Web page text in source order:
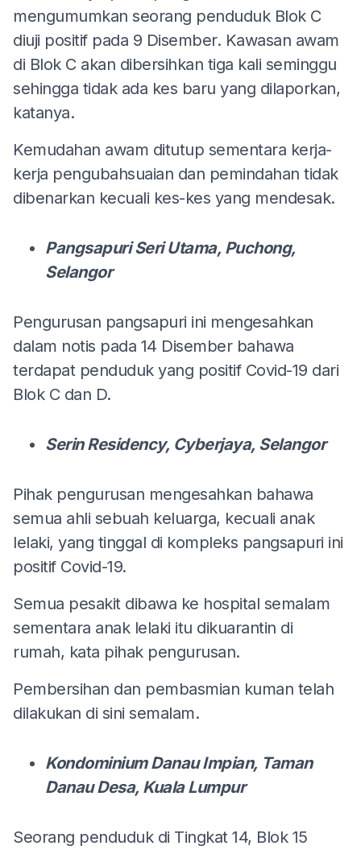
mengumumkan seorang penduduk Blok C
diuji positif pada 9 Disember. Kawasan awam
di Blok C akan dibersihkan tiga kali seminggu
sehingga tidak ada kes baru yang dilaporkan,
katanya.
Kemudahan awam ditutup sementara kerja-
kerja pengubahsuaian dan pemindahan tidak
dibenarkan kecuali kes-kes yang mendesak.
Pangsapuri Seri Utama, Puchong,
Selangor
Pengurusan pangsapuri ini mengesahkan
dalam notis pada 14 Disember bahawa
terdapat penduduk yang positif Covid-19 dari
Blok C dan D.
Serin Residency, Cyberjaya, Selangor
Pihak pengurusan mengesahkan bahawa
semua ahli sebuah keluarga, kecuali anak
lelaki, yang tinggal di kompleks pangsapuri ini
positif Covid-19.
Semua pesakit dibawa ke hospital semalam
sementara anak lelaki itu dikuarantin di
rumah, kata pihak pengurusan.
Pembersihan dan pembasmian kuman telah
dilakukan di sini semalam.
Kondominium Danau Impian, Taman
Danau Desa, Kuala Lumpur
Seorang penduduk di Tingkat 14, Blok 15